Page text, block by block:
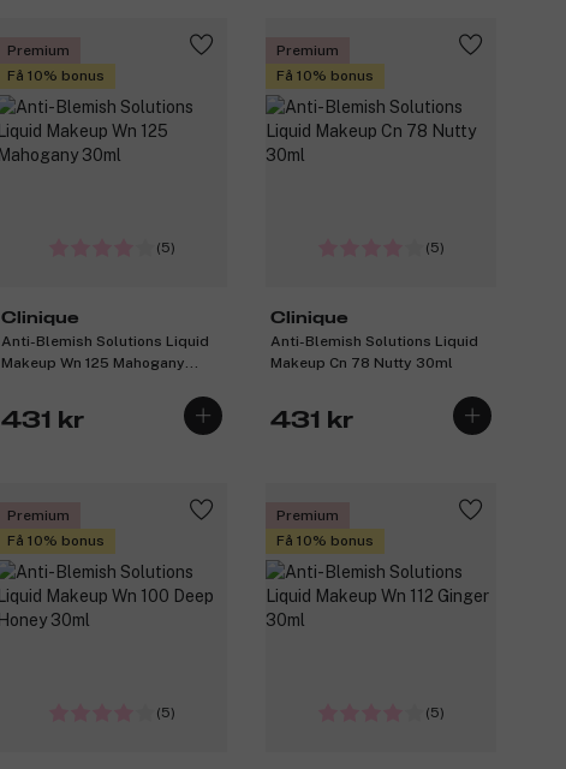
Premium
Få 10% bonus
(5)
Clinique
Anti-Blemish Solutions Liquid
Makeup Wn 125 Mahogany
431 kr
Premium
Få 10% bonus
(5)
Clinique
Anti-Blemish Solutions Liquid
Makeup Cn 78 Nutty 30ml
431 kr
Premium
Få 10% bonus
(5)
Premium
Få 10% bonus
(5)